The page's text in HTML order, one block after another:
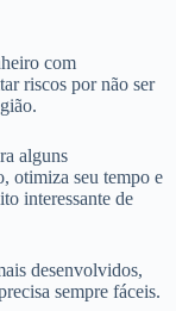
com
riscos por não ser
alguns
otimiza seu tempo e
interessante de
desenvolvidos,
sempre fáceis.